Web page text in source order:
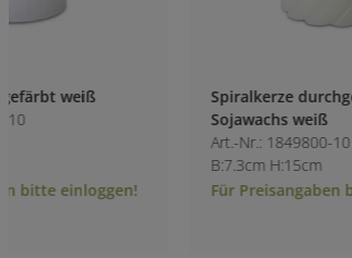
Spiralkerze durchgefärbt mit
Für Preisangaben bitte einloggen!